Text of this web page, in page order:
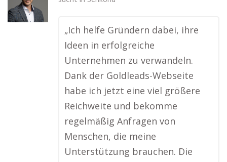
„Ich helfe Gründern dabei, ihre
Ideen in erfolgreiche
Unternehmen zu verwandeln.
Dank der Goldleads-Webseite
habe ich jetzt eine viel größere
Reichweite und bekomme
regelmäßig Anfragen von
Menschen, die meine
Unterstützung brauchen. Die